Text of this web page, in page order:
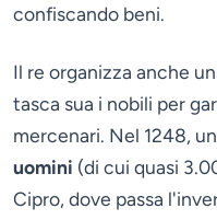
confiscando beni.
Il re organizza anche
tasca sua i nobili per
mercenari. Nel 1248,
uomini (di cui quasi
Cipro, dove passa